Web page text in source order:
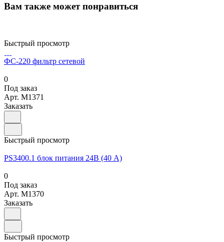
Вам также может понравиться
Быстрый просмотр
ФС-220 фильтр сетевой
0
Под заказ
Арт. M1371
Заказать
Быстрый просмотр
PS3400.1 блок питания 24В (40 А)
0
Под заказ
Арт. M1370
Заказать
Быстрый просмотр